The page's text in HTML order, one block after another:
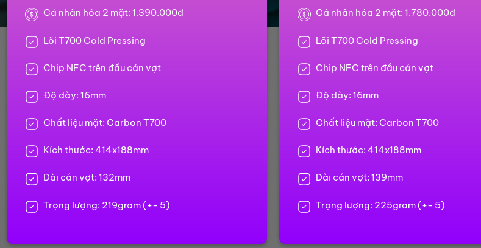
Cá nhân hóa 2 mặt: 1.390.000đ
Lõi T700 Cold Pressing
Chip NFC trên đầu cán vợt
Độ dày: 16mm
Chất liệu mặt: Carbon T700
Kích thước: 414x188mm
Dài cán vợt: 132mm
Trọng lượng: 219gram (+- 5)
Cá nhân hóa 2 mặt: 1.780.000đ
Lõi T700 Cold Pressing
Chip NFC trên đầu cán vợt
Độ dày: 16mm
Chất liệu mặt: Carbon T700
Kích thước: 414x188mm
Dài cán vợt: 139mm
Trọng lượng: 225gram (+- 5)